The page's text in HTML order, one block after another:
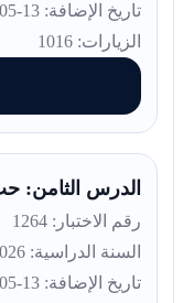
تاريخ الإضافة: 13-05-2026
الزيارات: 1016
الدرس الثامن:
رقم الاختبار: 1264
السنة الدراسية: 2025/2026
تاريخ الإضافة: 13-05-2026